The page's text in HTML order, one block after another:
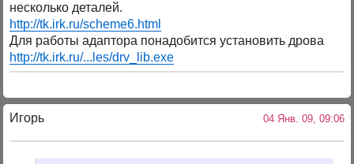
несколько деталей.
http://tk.irk.ru/scheme6.html
Для работы адаптора понадобится установить дрова
http://tk.irk.ru/...les/drv_lib.exe
Игорь 04 Янв. 09, 09:06